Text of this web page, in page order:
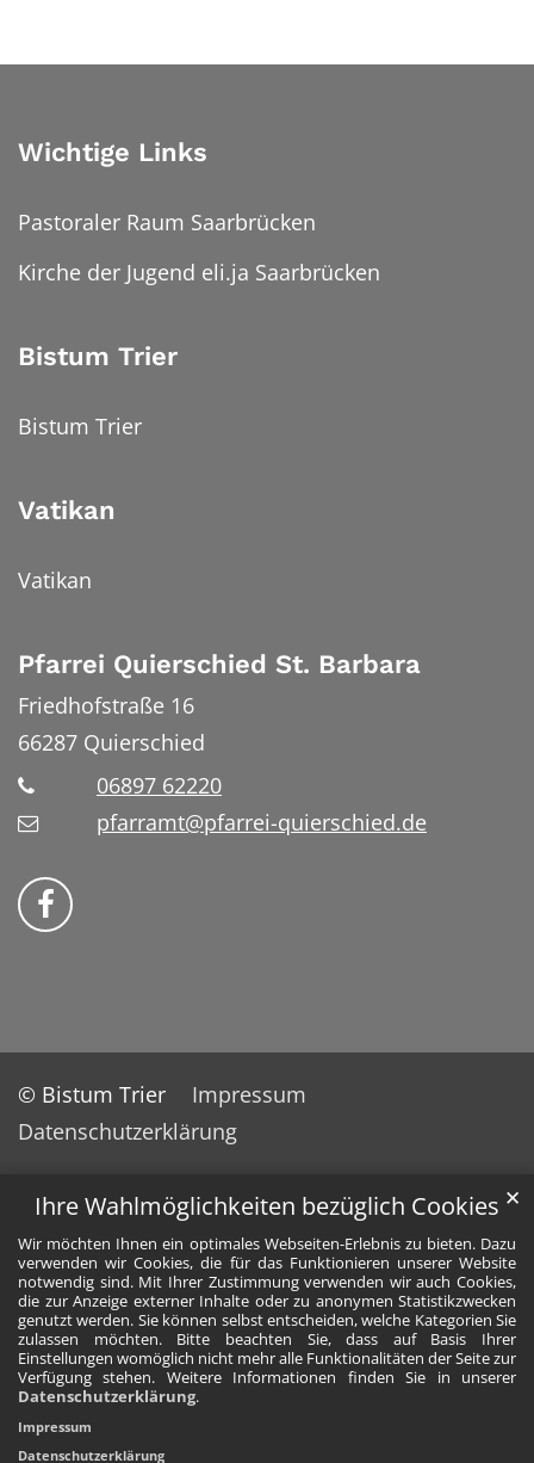
Ihre Wahlmöglichkeiten bezüglich Cookies
Wir möchten Ihnen ein optimales Webseiten-Erlebnis zu bieten. Dazu
verwenden wir Cookies, die für das Funktionieren unserer Website
notwendig sind. Mit Ihrer Zustimmung verwenden wir auch Cookies,
die zur Anzeige externer Inhalte oder zu anonymen Statistikzwecken
genutzt werden. Sie können selbst entscheiden, welche Kategorien Sie
zulassen möchten. Bitte beachten Sie, dass auf Basis Ihrer
Einstellungen womöglich nicht mehr alle Funktionalitäten der Seite zur
Verfügung stehen. Weitere Informationen finden Sie in unserer
Datenschutzerklärung.
✕
Impressum
Datenschutzerklärung
Wichtige Links
Pastoraler Raum Saarbrücken
Kirche der Jugend eli.ja Saarbrücken
Bistum Trier
Bistum Trier
Vatikan
Vatikan
Pfarrei Quierschied St. Barbara
Friedhofstraße 16
66287 Quierschied
06897 62220
pfarramt@pfarrei-quierschied.de
Bistum Trier auf Facebook
© Bistum Trier
Impressum
Datenschutzerklärung